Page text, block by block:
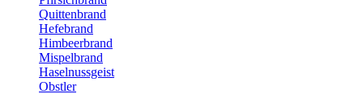
Quittenbrand
Hefebrand
Himbeerbrand
Mispelbrand
Haselnussgeist
Obstler